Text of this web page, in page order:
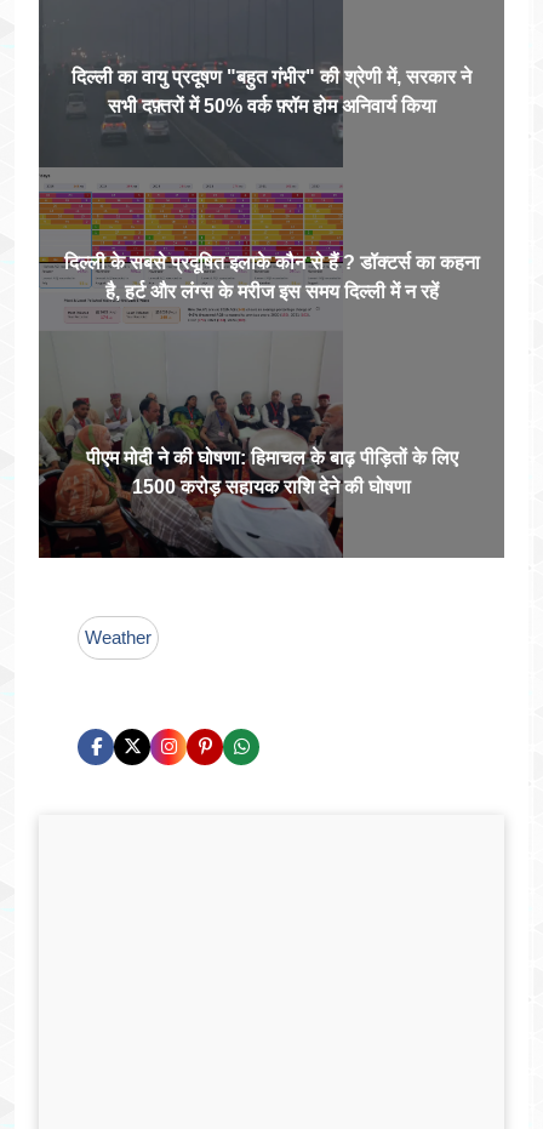
दिल्ली का वायु प्रदूषण "बहुत गंभीर" की श्रेणी में, सरकार ने
सभी दफ़्तरों में 50% वर्क फ़्रॉम होम अनिवार्य किया
दिल्ली के सबसे प्रदूषित इलाके कौन से हैं ? डॉक्टर्स का कहना
है, हर्ट और लंग्स के मरीज इस समय दिल्ली में न रहें
पीएम मोदी ने की घोषणा: हिमाचल के बाढ़ पीड़ितों के लिए
1500 करोड़ सहायक राशि देने की घोषणा
Weather